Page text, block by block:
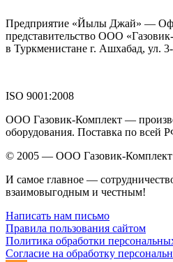
Предприятие «Йылы Джай» —
представительство ООО
в Туркменистане г. Ашхабад, ул.
ISO 9001:2008
ООО Газовик-Комплект —
оборудования. Поставка по всей
© 2005 — ООО Газовик-Комплект
И самое главное —
взаимовыгодным и честным!
Написать нам письмо
Правила пользования сайтом
Политика обработки
Согласие на обработку